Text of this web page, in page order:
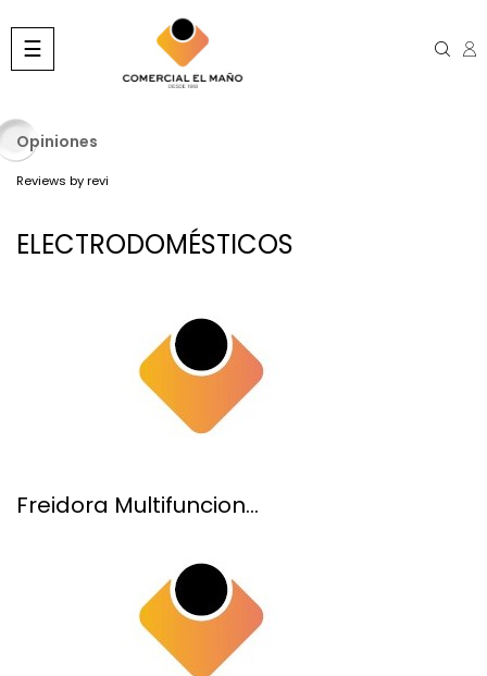
Navegación
de
☰
Opiniones
Reviews byrevi
ELECTRODOMÉSTICOS
Freidora Multifuncion...